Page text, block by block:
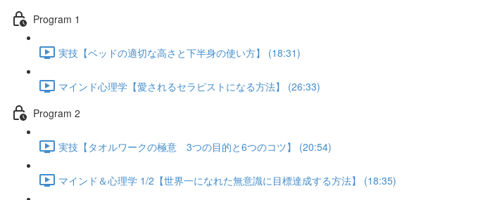
Program 1
実技【ベッドの適切な高さと下半身の使い方】 (18:31)
マインド心理学【愛されるセラピストになる方法】 (26:33)
Program 2
実技【タオルワークの極意 3つの目的と6つのコツ】 (20:54)
マインド＆心理学 1/2【世界一になれた無意識に目標達成する方法】 (18:35)